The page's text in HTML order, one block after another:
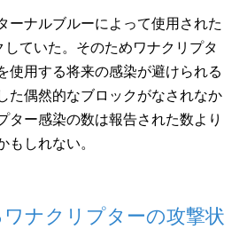
ーナルブルーによって使用された
ていた。そのためワナクリプタ
使用する将来の感染が避けられる
た偶然的なブロックがなされなか
ター感染の数は報告された数より
もしれない。
ナクリプターの攻撃状